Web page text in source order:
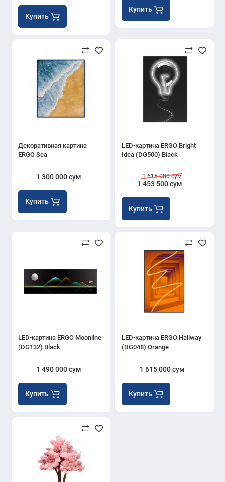
Купить
Купить
Декоративная картина
ERGO Sea
1 300 000 сум
Купить
LED-картина ERGO Bright
Idea (DG500) Black
1 453 500 сум
1 615 000 сум
Купить
LED-картина ERGO Moonline
(DG132) Black
1 490 000 сум
Купить
LED-картина ERGO Hallway
(DG048) Orange
1 615 000 сум
Купить